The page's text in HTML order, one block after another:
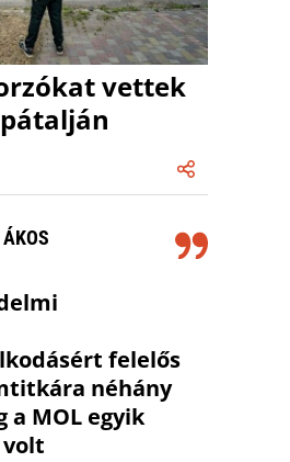
vettek
felelős
néhány
MOL egyik
volt